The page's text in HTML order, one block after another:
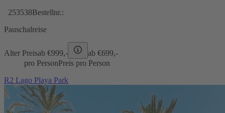
253538Bestellnr.:
Pauschalreise
Alter Preisab €999,- ab €699,-
pro PersonPreis pro Person
R2 Lago Playa Park